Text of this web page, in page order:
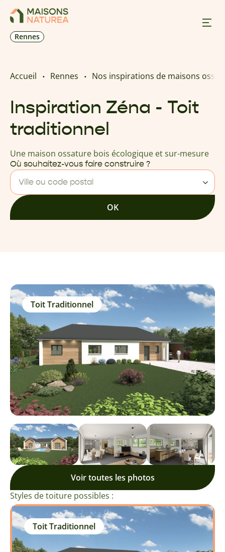
Rennes
Nos offres
Prendre RDV
Accueil Rennes Nos inspirations de maisons
Inspiration Zéna - Toit
traditionnel
Une maison ossature bois écologique et sur-mesure
Où souhaitez-vous faire construire ?
Ville ou code postal
OK
Toit Traditionnel
Voir toutes les photos
Styles de toiture possibles :
Toit Traditionnel